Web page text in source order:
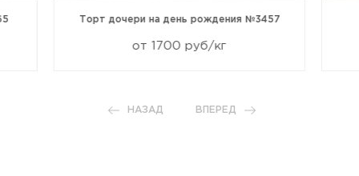
Торт дочери на день рождения №3457
от 1700 руб/кг
НАЗАД ВПЕРЕД